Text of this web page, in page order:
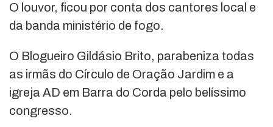
O louvor, ficou por conta dos cantores local e
da banda ministério de fogo.
O Blogueiro Gildásio Brito, parabeniza todas
as irmãs do Círculo de Oração Jardim e a
igreja AD em Barra do Corda pelo belíssimo
congresso.